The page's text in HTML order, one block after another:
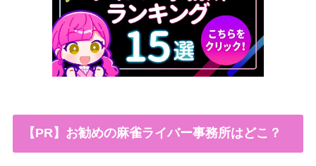
【PR】お勧めの麻雀ライバー事務所はどこ？